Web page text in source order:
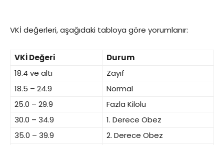
VKİ değerleri, aşağıdaki tabloya göre yorumlanır:
VKİ Değeri
Durum
18.4 ve altı
Zayıf
18.5 – 24.9
Normal
25.0 – 29.9
Fazla Kilolu
30.0 – 34.9
1. Derece Obez
35.0 – 39.9
2. Derece Obez